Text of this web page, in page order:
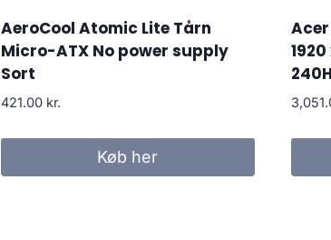
AeroCool Atomic Lite Tårn
Micro-ATX No power supply
Sort
421.00 kr.
Køb her